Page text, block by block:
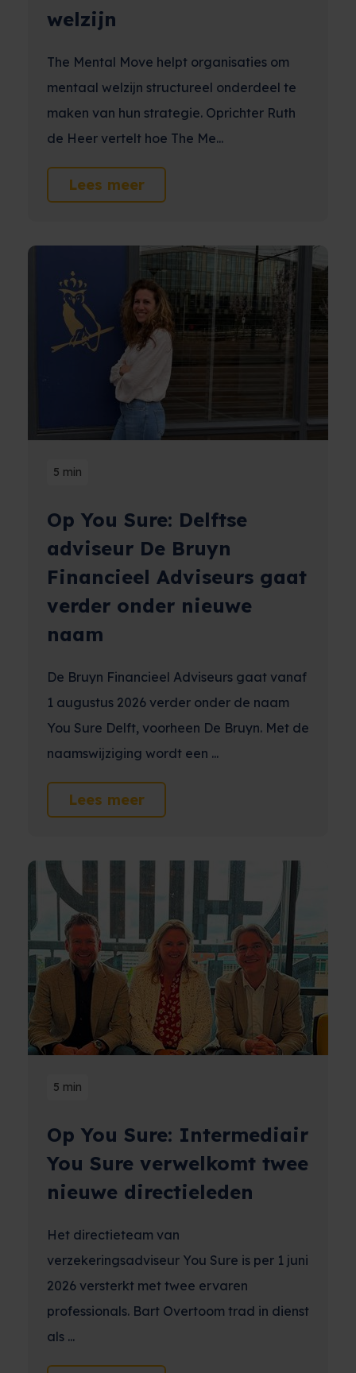
welzijn
The Mental Move helpt organisaties om
mentaal welzijn structureel onderdeel te
maken van hun strategie. Oprichter Ruth
de Heer vertelt hoe The Me...
Lees meer
5 min
Op You Sure: Delftse
adviseur De Bruyn
Financieel Adviseurs gaat
verder onder nieuwe
naam
De Bruyn Financieel Adviseurs gaat vanaf
1 augustus 2026 verder onder de naam
You Sure Delft, voorheen De Bruyn. Met de
naamswijziging wordt een ...
Lees meer
5 min
Op You Sure: Intermediair
You Sure verwelkomt twee
nieuwe directieleden
Het directieteam van
verzekeringsadviseur You Sure is per 1 juni
2026 versterkt met twee ervaren
professionals. Bart Overtoom trad in dienst
als ...